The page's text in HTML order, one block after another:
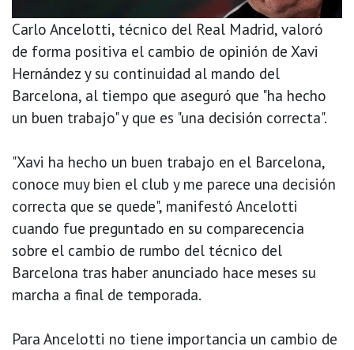
Carlo Ancelotti, técnico del Real Madrid, valoró
de forma positiva el cambio de opinión de Xavi
Hernández y su continuidad al mando del
Barcelona, al tiempo que aseguró que "ha hecho
un buen trabajo" y que es "una decisión correcta".
"Xavi ha hecho un buen trabajo en el Barcelona,
conoce muy bien el club y me parece una decisión
correcta que se quede", manifestó Ancelotti
cuando fue preguntado en su comparecencia
sobre el cambio de rumbo del técnico del
Barcelona tras haber anunciado hace meses su
marcha a final de temporada.
Para Ancelotti no tiene importancia un cambio de